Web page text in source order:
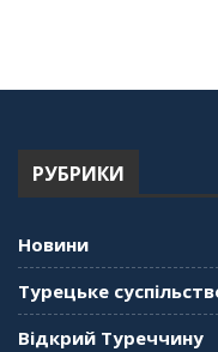
РУБРИКИ
Новини
Турецьке
Відкрий Туреччину